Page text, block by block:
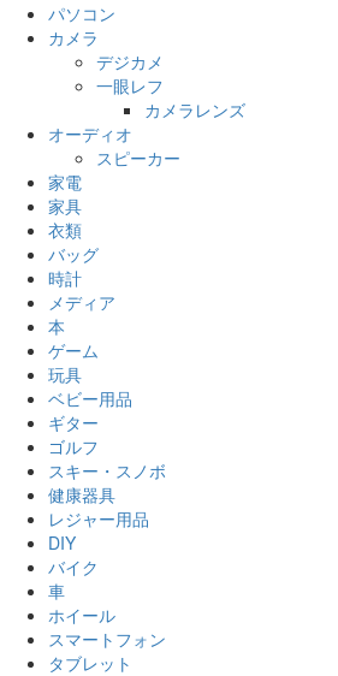
パソコン
カメラ
デジカメ
一眼レフ
カメラレンズ
オーディオ
スピーカー
家電
家具
衣類
バッグ
時計
メディア
本
ゲーム
玩具
ベビー用品
ギター
ゴルフ
スキー・スノボ
健康器具
レジャー用品
DIY
バイク
車
ホイール
スマートフォン
タブレット